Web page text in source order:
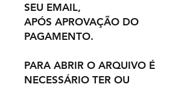
SEU EMAIL,
APÓS APROVAÇÃO DO
PAGAMENTO.
PARA ABRIR O ARQUIVO É
NECESSÁRIO TER OU